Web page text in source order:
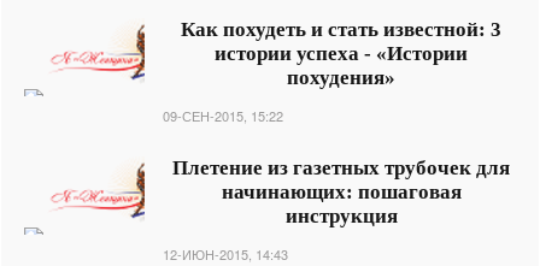
Как похудеть и стать известной: 3
истории успеха - «Истории
похудения»
09-СЕН-2015, 15:22
Плетение из газетных трубочек для
начинающих: пошаговая
инструкция
12-ИЮН-2015, 14:43